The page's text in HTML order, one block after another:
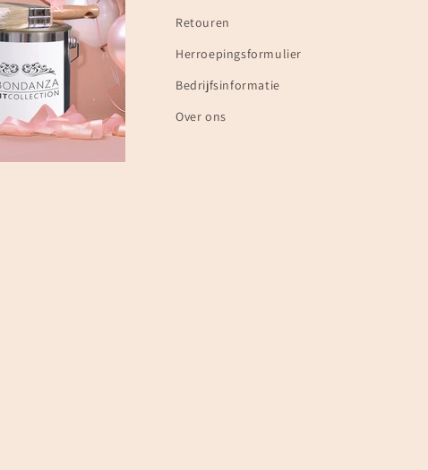
Retouren
Herroepingsformulier
Bedrijfsinformatie
Over ons